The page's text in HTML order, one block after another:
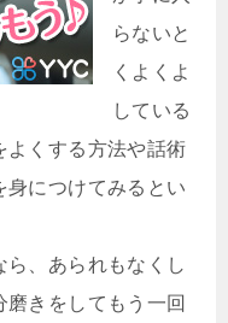
らないと
くよくよ
している
よくする方法や話術
身につけてみるとい
、あられもなくし
きをしてもう一回